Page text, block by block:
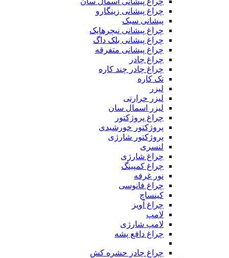
چراغ پیشانی زینگارو
پیشانی سبک
چراغ پیشانی نیچرهایک
چراغ پیشانی بلک داگ
چراغ پیشانی متفرقه
چراغ چادر
چراغ چادر چند کاره
تک کاره
لیزر
لیزر حرارتی
لیزر اسمال سان
چراغ پروژکتور
پروژکتور خورشیدی
پروژکتور شارژی
لنسری
چراغ شارژی
چراغ کمپینگ
نور غرفه
چراغ فانوسی
کینساچ
چراغ آویز
لامپ
لامپ شارژی
چراغ دافع پشه
چراغ چادر حشره کش